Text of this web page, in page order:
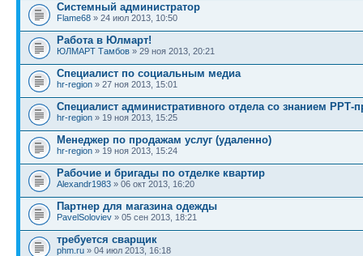
Системный администратор
Flame68 » 24 июл 2013, 10:50
Работа в Юлмарт!
ЮЛМАРТ Тамбов » 29 ноя 2013, 20:21
Специалист по социальным медиа
hr-region » 27 ноя 2013, 15:01
Специалист административного отдела со знанием РРТ-
hr-region » 19 ноя 2013, 15:25
Менеджер по продажам услуг (удаленно)
hr-region » 19 ноя 2013, 15:24
Рабочие и бригады по отделке квартир
Alexandr1983 » 06 окт 2013, 16:20
Партнер для магазина одежды
PavelSoloviev » 05 сен 2013, 18:21
требуется сварщик
phm.ru » 04 июл 2013, 16:18